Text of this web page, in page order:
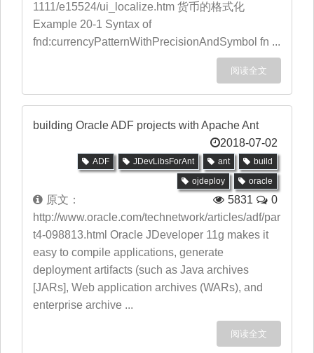
1111/e15524/ui_localize.htm 货币的格式化
Example 20-1 Syntax of
fnd:currencyPatternWithPrecisionAndSymbol fn ...
阅读全文
building Oracle ADF projects with Apache Ant
2018-07-02
ADF JDevLibsForAnt ant
build
ojdeploy
oracle
5831 0
原文：
http://www.oracle.com/technetwork/articles/adf/par
t4-098813.html Oracle JDeveloper 11g makes it
easy to compile applications, generate
deployment artifacts (such as Java archives
[JARs], Web application archives (WARs), and
enterprise archive ...
阅读全文